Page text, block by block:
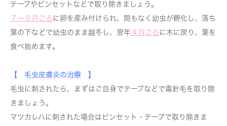
テープやピンセットなどで取り除きましょう。
７～９月ごろ に卵を産み付けられ、間もなく幼虫が孵化し、落ち
葉の下などで幼虫のまま越冬し、翌年 ４月ごろ に木に戻り、葉を
食べ始めます。
【 毛虫皮膚炎の治療 】
毛虫に刺されたら、まずはご自身でテープなどで毒針毛を取り除
きましょう。
マツカレハに刺された場合はピンセット・テープで取り除きま